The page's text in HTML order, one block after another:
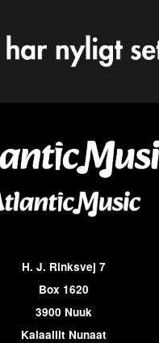
H. J. Rinksvej 7
Box 1620
3900 Nuuk
Kalaallit Nunaat